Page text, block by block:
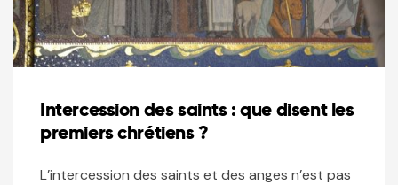
Intercession des saints : que disent les
premiers chrétiens ?
L’intercession des saints et des anges n’est pas